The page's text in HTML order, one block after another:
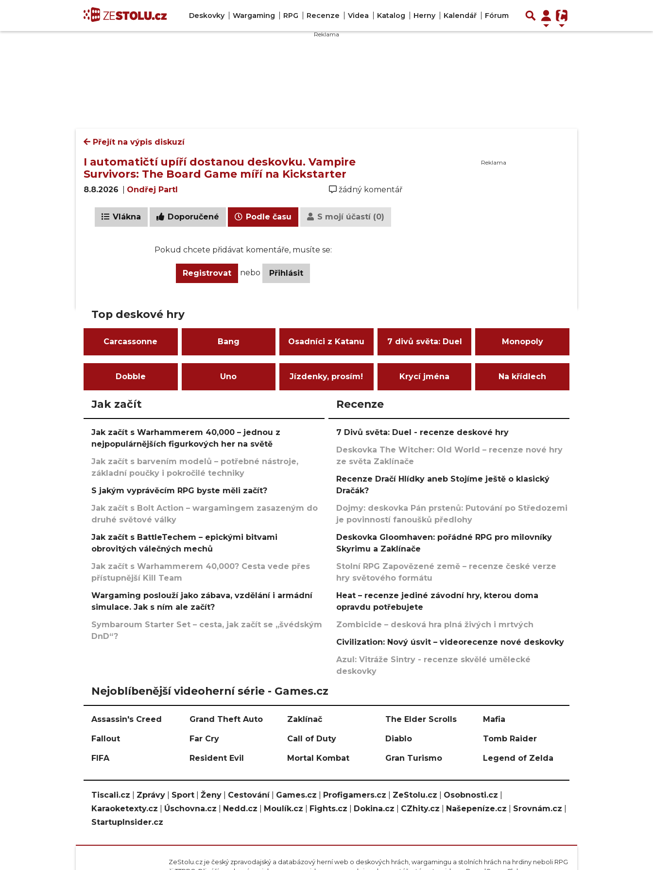
Deskovky Wargaming RPG Recenze Videa Katalog Herny Kalendář Fórum
Přejít na výpis diskuzí
I automatičtí upíří dostanou deskovku. Vampire
Survivors: The Board Game míří na Kickstarter
8.8.2026 Ondřej Partl žádný komentář
Vlákna Doporučené Podle času S mojí účastí (0)
Pokud chcete přidávat komentáře, musíte se:
Registrovat nebo Přihlásit
Top deskové hry
Carcassonne Bang Osadníci z Katanu 7 divů světa: Duel Monopoly
Dobble Uno Jízdenky, prosím! Krycí jména Na křídlech
Jak začít
Jak začít s Warhammerem 40,000 – jednou z
nejpopulárnějších figurkových her na světě
Jak začít s barvením modelů – potřebné nástroje,
základní poučky i pokročilé techniky
S jakým vyprávěcím RPG byste měli začít?
Jak začít s Bolt Action – wargamingem zasazeným do
druhé světové války
Jak začít s BattleTechem – epickými bitvami
obrovitých válečných mechů
Jak začít s Warhammerem 40,000? Cesta vede přes
přístupnější Kill Team
Wargaming poslouží jako zábava, vzdělání i armádní
simulace. Jak s ním ale začít?
Symbaroum Starter Set – cesta, jak začít se „švédským
DnD“?
Recenze
7 Divů světa: Duel - recenze deskové hry
Deskovka The Witcher: Old World – recenze nové hry
ze světa Zaklínače
Recenze Dračí Hlídky aneb Stojíme ještě o klasický
Dračák?
Dojmy: deskovka Pán prstenů: Putování po Středozemi
je povinností fanoušků předlohy
Deskovka Gloomhaven: pořádné RPG pro milovníky
Skyrimu a Zaklínače
Stolní RPG Zapovězené země – recenze české verze
hry světového formátu
Heat – recenze jediné závodní hry, kterou doma
opravdu potřebujete
Zombicide – desková hra plná živých i mrtvých
Civilization: Nový úsvit – videorecenze nové deskovky
Azul: Vitráže Sintry - recenze skvělé umělecké
deskovky
Nejoblíbenější videoherní série - Games.cz
Assassin's Creed Grand Theft Auto Zaklínač The Elder Scrolls Mafia
Fallout Far Cry Call of Duty Diablo Tomb Raider
FIFA Resident Evil Mortal Kombat Gran Turismo Legend of Zelda
Tiscali.cz Zprávy Sport Ženy Cestování| Games.cz Profigamers.cz ZeStolu.cz Osobnosti.cz
Karaoketexty.cz
Úschovna.cz Nedd.cz Moulík.cz Fights.cz Dokina.cz CZhity.cz Našepeníze.cz Srovnám.cz
StartupInsider.cz
ZeStolu.cz je český zpravodajský a databázový herní web o deskových hrách, wargamingu a stolních hrách na hrdiny neboli RPG